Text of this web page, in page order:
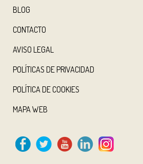
BLOG
CONTACTO
AVISO LEGAL
POLÍTICAS DE PRIVACIDAD
POLÍTICA DE COOKIES
MAPA WEB